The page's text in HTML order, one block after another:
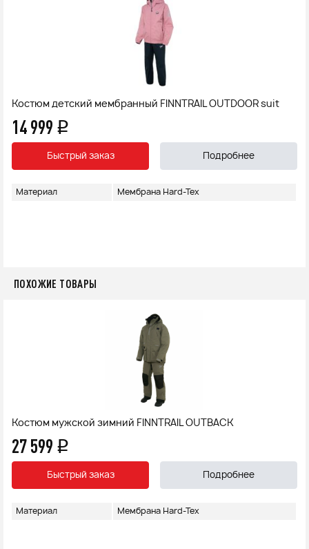
Костюм детский мембранный FINNTRAIL OUTDOOR suit
14 999 q
Быстрый заказ Подробнее
Материал Мембрана Hard-Tex
ПОХОЖИЕ ТОВАРЫ
Костюм мужской зимний FINNTRAIL OUTBACK
27 599 q
Быстрый заказ Подробнее
Материал Мембрана Hard-Tex